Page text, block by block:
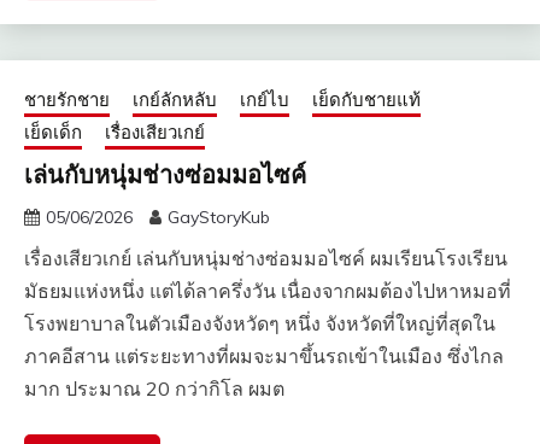
ชายรักชาย เกย์ลักหลับ เกย์ไบ
เย็ดกับชายแท้
เย็ดเด็ก
เรื่องเสียวเกย์
เล่นกับหนุ่มช่างซ่อมมอไซค์
05/06/2026 GayStoryKub
เรื่องเสียวเกย์ เล่นกับหนุ่มช่างซ่อมมอไซค์ ผมเรียนโรงเรียน
มัธยมแห่งหนึ่ง แต่ได้ลาครึ่งวัน เนื่องจากผมต้องไปหาหมอที่
โรงพยาบาลในตัวเมืองจังหวัดๆ หนึ่ง จังหวัดที่ใหญ่ที่สุดใน
ภาคอีสาน แต่ระยะทางที่ผมจะมาขึ้นรถเข้าในเมือง ซึ่งไกล
มาก ประมาณ 20 กว่ากิโล ผมต